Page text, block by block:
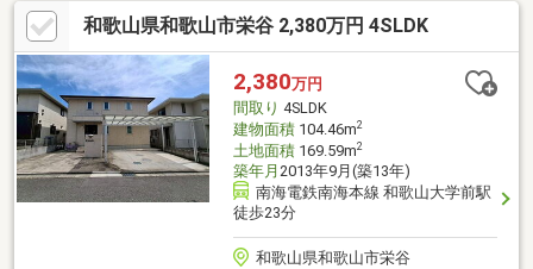
和歌山県和歌山市栄谷 2,380万円 4SLDK
2,380万円
間取り 4SLDK
建物面積104.46m2
土地面積169.59m2
築年月 2013年9月(築13年)
南海電鉄南海本線 和歌山大学前駅
徒歩23分
和歌山県和歌山市栄谷